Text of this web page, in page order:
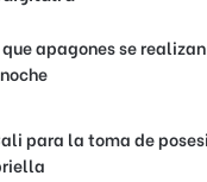
apagones se
para la toma de